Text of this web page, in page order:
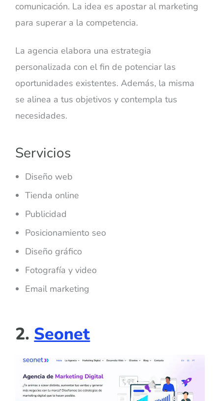
comunicación. La idea es apostar al marketing
para superar a la competencia.
La agencia elabora una estrategia
personalizada con el fin de potenciar las
oportunidades existentes. Además, la misma
se alinea a tus objetivos y contempla tus
necesidades.
Servicios
Diseño web
Tienda online
Publicidad
Posicionamiento seo
Diseño gráfico
Fotografía y video
Email marketing
2.Seonet